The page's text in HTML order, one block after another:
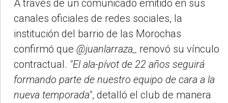
A través de un comunicado emitido en sus
canales oficiales de redes sociales, la
institución del barrio de las Morochas
confirmó que @juanlarraza_
renovó su vínculo
contractual. "El ala-pívot de 22 años seguirá
formando parte de nuestro equipo de cara a la
nueva temporada", detalló el club de manera